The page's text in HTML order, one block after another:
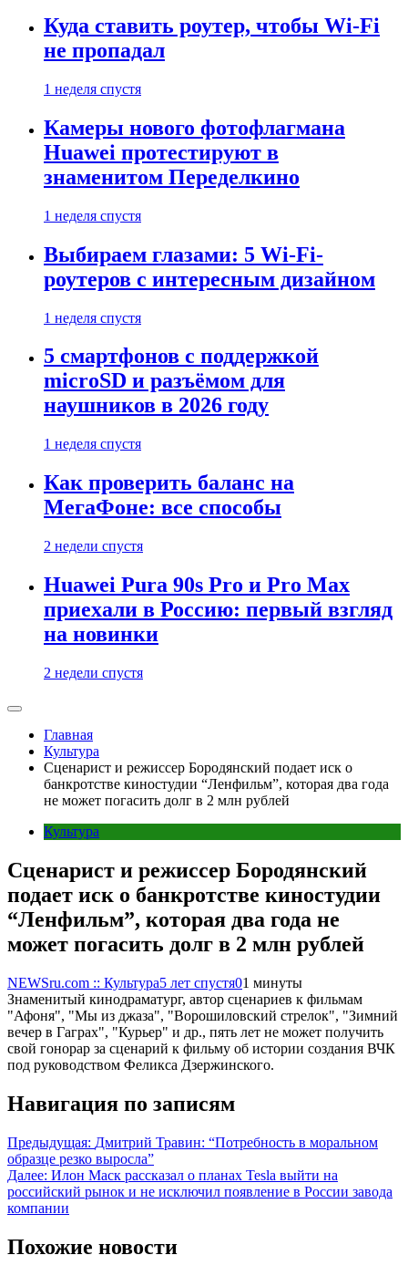
Куда ставить роутер, чтобы Wi-Fi
не пропадал
1 неделя спустя
Камеры нового фотофлагмана
Huawei протестируют в
знаменитом Переделкино
1 неделя спустя
Выбираем глазами: 5 Wi-Fi-
роутеров с интересным дизайном
1 неделя спустя
5 смартфонов с поддержкой
microSD и разъёмом для
наушников в 2026 году
1 неделя спустя
Как проверить баланс на
МегаФоне: все способы
2 недели спустя
Huawei Pura 90s Pro и Pro Max
приехали в Россию: первый взгляд
на новинки
2 недели спустя
Главная
Культура
Сценарист и режиссер Бородянский подает иск о
банкротстве киностудии “Ленфильм”, которая два года
не может погасить долг в 2 млн рублей
Культура
Сценарист и режиссер Бородянский
подает иск о банкротстве киностудии
“Ленфильм”, которая два года не
может погасить долг в 2 млн рублей
NEWSru.com :: Культура5 лет спустя01 минуты
Знаменитый кинодраматург, автор сценариев к фильмам
"Афоня", "Мы из джаза", "Ворошиловский стрелок", "Зимний
вечер в Гаграх", "Курьер" и др., пять лет не может получить
свой гонорар за сценарий к фильму об истории создания ВЧК
под руководством Феликса Дзержинского.
Навигация по записям
Предыдущая: Дмитрий Травин: “Потребность в моральном
образце резко выросла”
Далее: Илон Маск рассказал о планах Tesla выйти на
российский рынок и не исключил появление в России завода
компании
Похожие новости